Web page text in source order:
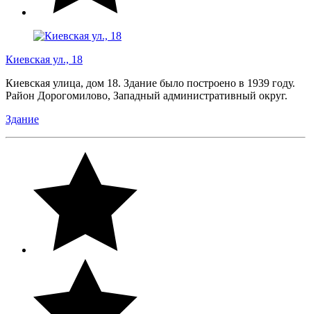
Киевская ул., 18
Киевская улица, дом 18. Здание было построено в 1939 году.
Район Дорогомилово, Западный административный округ.
Здание